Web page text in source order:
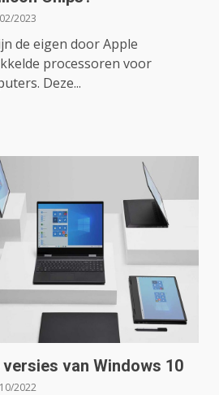
2023
de eigen door Apple
processoren voor
Deze...
van Windows 10
2022